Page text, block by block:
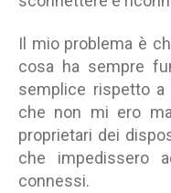
Il mio problema è
cosa ha sempre
semplice rispetto a
che non mi ero
proprietari dei
che impedissero
connessi.